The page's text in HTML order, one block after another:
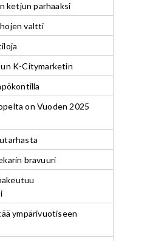
ketjun parhaaksi
valtti
K-Citymarketin
on Vuoden 2025
bravuuri
ympärivuotiseen